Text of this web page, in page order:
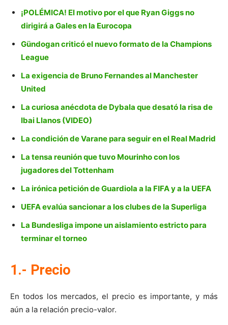
¡POLÉMICA! El motivo por el que Ryan Giggs no
dirigirá a Gales en la Eurocopa
Gündogan criticó el nuevo formato de la Champions
League
La exigencia de Bruno Fernandes al Manchester
United
La curiosa anécdota de Dybala que desató la risa de
Ibai Llanos (VIDEO)
La condición de Varane para seguir en el Real Madrid
La tensa reunión que tuvo Mourinho con los
jugadores del Tottenham
La irónica petición de Guardiola a la FIFA y a la UEFA
UEFA evalúa sancionar a los clubes de la Superliga
La Bundesliga impone un aislamiento estricto para
terminar el torneo
1.- Precio
En todos los mercados, el precio es importante, y más
aún a la relación precio-valor.